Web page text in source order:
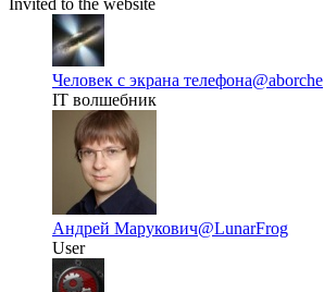
Invited to the website
Человек с экрана телефона@aborche
IT волшебник
Андрей Марукович@LunarFrog
User